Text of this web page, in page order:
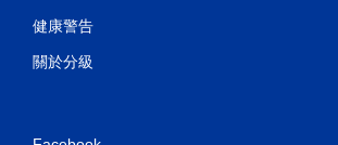
健康警告
關於分級